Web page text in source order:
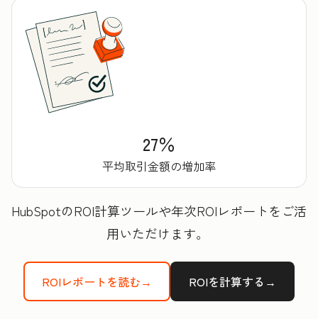
27％
平均取引金額の増加率
HubSpotのROI計算ツールや年次ROIレポートをご活
用いただけます。
ROIレポートを読む→ ROIを計算する→